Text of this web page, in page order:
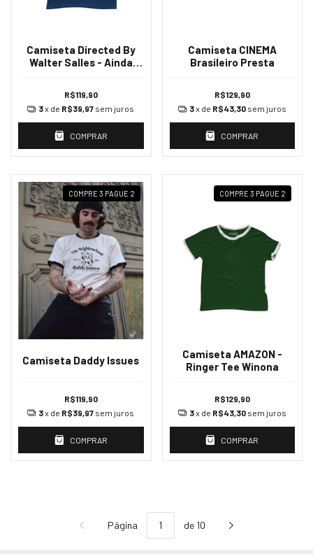
Camiseta Directed By
Walter Salles - Ainda
R$119,90
3x de R$39,97 sem juros
COMPRAR
Camiseta CINEMA
Brasileiro Presta
R$129,90
3x de R$43,30 sem juros
COMPRAR
COMPRE 3 PAGUE 2
Camiseta Daddy Issues
R$119,90
3x de R$39,97 sem juros
COMPRAR
COMPRE 3 PAGUE 2
Camiseta AMAZON -
Ringer Tee Winona
R$129,90
3x de R$43,30 sem juros
COMPRAR
Página de 10